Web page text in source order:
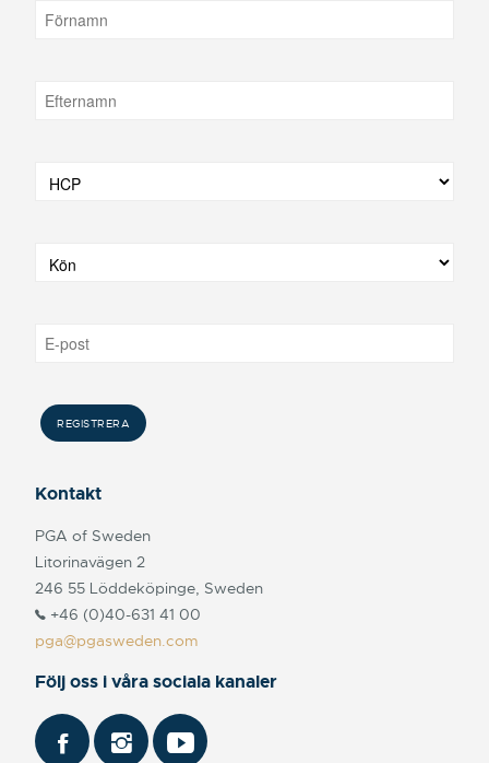
Kontakt
PGA of Sweden
Litorinavägen 2
246 55 Löddeköpinge, Sweden
+46 (0)40-631 41 00
pga@pgasweden.com
Följ oss i våra sociala kanaler